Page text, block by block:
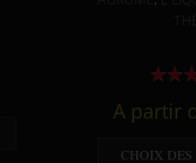
A partir
CHOIX DES